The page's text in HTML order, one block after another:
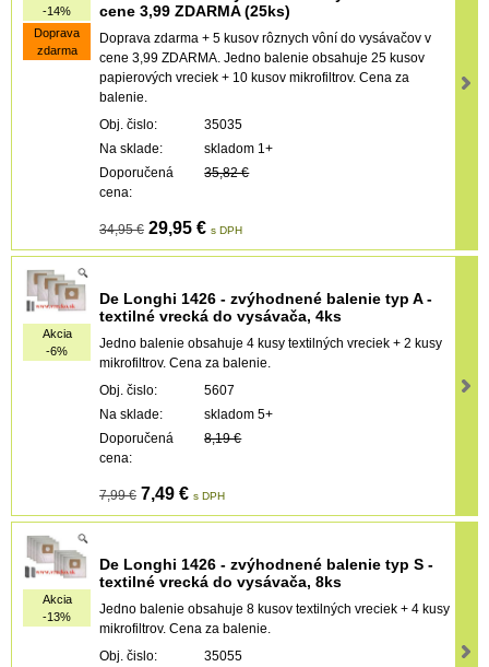
-14%
Doprava
zdarma
cene 3,99 ZDARMA (25ks)
Doprava zdarma + 5 kusov rôznych vôní do vysávačov v
cene 3,99 ZDARMA. Jedno balenie obsahuje 25 kusov
papierových vreciek + 10 kusov mikrofiltrov. Cena za
balenie.
Obj. čislo:
35035
Na sklade:
skladom 1+
Doporučená
cena:
35,82 €
34,95 € 29,95 € s DPH
Akcia
-6%
De Longhi 1426 - zvýhodnené balenie typ A -
textilné vrecká do vysávača, 4ks
Jedno balenie obsahuje 4 kusy textilných vreciek + 2 kusy
mikrofiltrov. Cena za balenie.
Obj. čislo:
5607
Na sklade:
skladom 5+
Doporučená
cena:
8,19 €
7,99 € 7,49 € s DPH
Akcia
-13%
De Longhi 1426 - zvýhodnené balenie typ S -
textilné vrecká do vysávača, 8ks
Jedno balenie obsahuje 8 kusov textilných vreciek + 4 kusy
mikrofiltrov. Cena za balenie.
Obj. čislo:
35055